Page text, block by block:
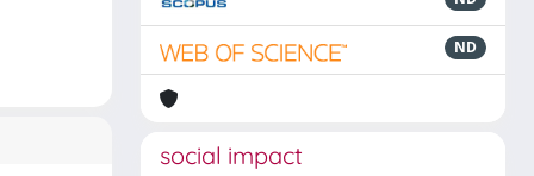
ND
social impact